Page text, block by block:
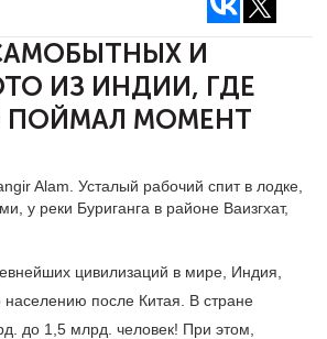
И
ИЗ ИНДИИ, ГДЕ
ПОЙМАЛ МОМЕНТ
Alam. Усталый рабочий спит в лодке,
у реки Буриганга в районе Ваизгхат,
цивилизаций в мире, Индия,
после Китая. В стране
до 1,5 млрд. человек! При этом,